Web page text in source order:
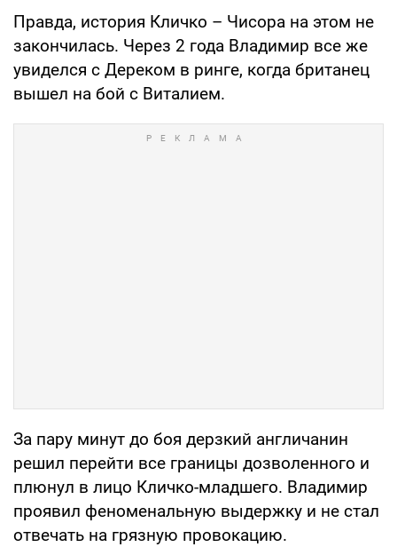
Правда, история Кличко – Чисора на этом не
закончилась. Через 2 года Владимир все же
увиделся с Дереком в ринге, когда британец
вышел на бой с Виталием.
За пару минут до боя дерзкий англичанин
решил перейти все границы дозволенного и
плюнул в лицо Кличко-младшего. Владимир
проявил феноменальную выдержку и не стал
отвечать на грязную провокацию.